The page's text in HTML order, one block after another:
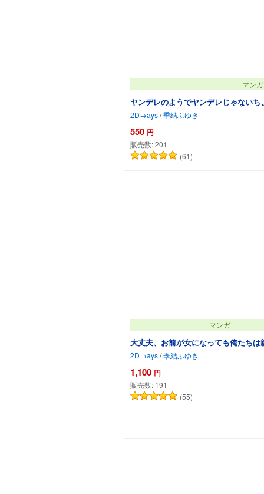
マンガ
ヤンデレのようでヤンデレじゃない
2D→ays/季結ふゆき
550 円
販売数:201
(61)
マンガ
大丈夫、お前が女になっても俺たちは
2D→ays/季結ふゆき
1,100 円
販売数: 191
(55)